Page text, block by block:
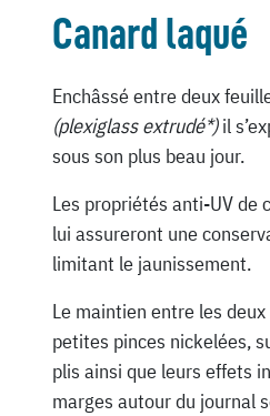
Canard laqué
Enchâssé entre deux
(plexiglass extrudé*)il
sous son plus beau jour.
Les propriétés anti-UV de
lui assureront une
limitant le jaunissement.
Le maintien entre les
petites pinces nickelées,
plis ainsi que leurs effets
marges autour du journal